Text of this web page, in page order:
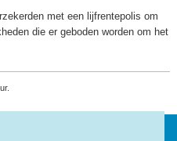
met een lijfrentepolis om
die er geboden worden om het